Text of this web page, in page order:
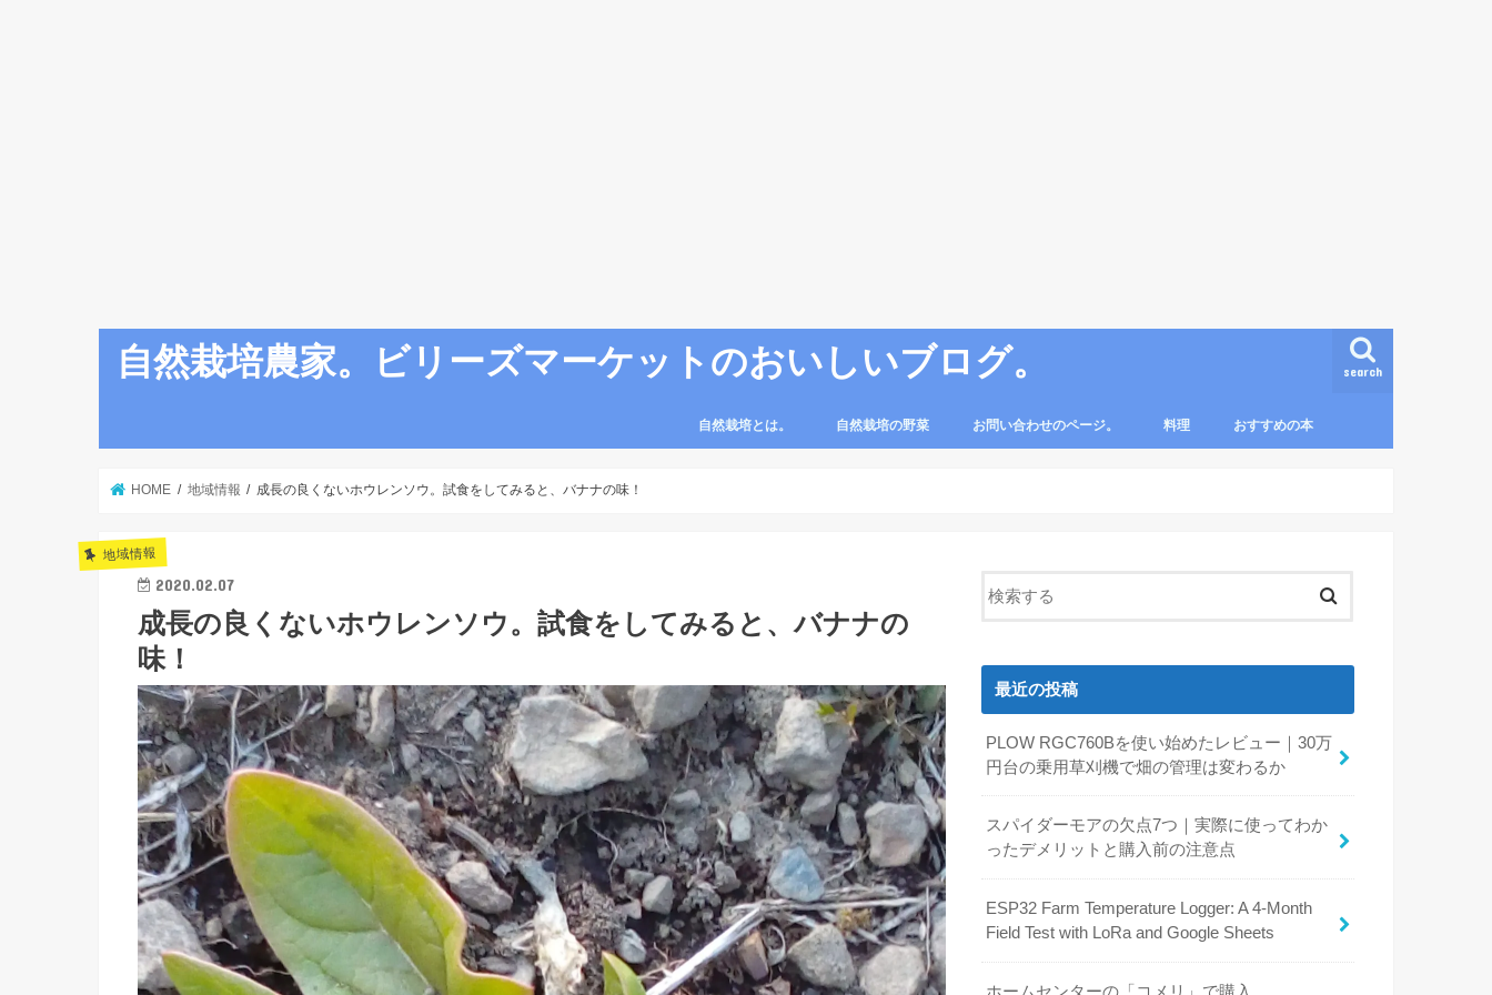
自然栽培農家。ビリーズマーケットのおいしいブログ。 search
自然栽培とは。 自然栽培の野菜 お問い合わせのページ。 料理 おすすめの本
HOME 地域情報 成長の良くないホウレンソウ。試食をしてみると、バナナの味！
地域情報
2020.02.07
成長の良くないホウレンソウ。試食をしてみると、バナナの
味！
最近の投稿
PLOW RGC760Bを使い始めたレビュー｜30万
円台の乗用草刈機で畑の管理は変わるか
スパイダーモアの欠点7つ｜実際に使ってわか
ったデメリットと購入前の注意点
ESP32 Farm Temperature Logger: A 4-Month
Field Test with LoRa and Google Sheets
ホームセンターの「コメリ」で購入。